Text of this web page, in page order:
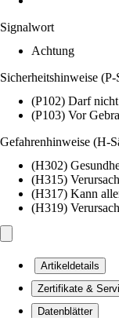
Signalwort
Achtung
Sicherheitshinweise (P-
(P102) Darf
(P103) Vor
Gefahrenhinweise (H-
(H302)
(H315)
(H317) Kann
(H319)
Artikeldetails
Zertifikate &
Datenblätter